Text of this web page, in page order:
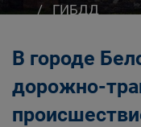
ГИБДД
В городе
дорожно-